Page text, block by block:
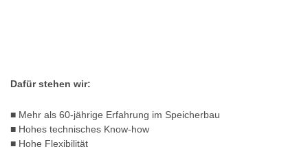
Dafür stehen wir:
■ Mehr als 60-jährige Erfahrung im Speicherbau
■ Hohes technisches Know-how
■ Hohe Flexibilität